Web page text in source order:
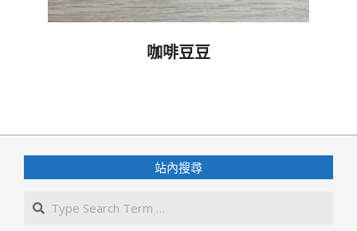
咖啡豆豆
站內搜尋